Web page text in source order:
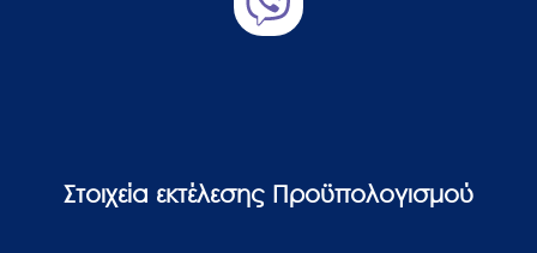
Στοιχεία εκτέλεσης Προϋπολογισμού